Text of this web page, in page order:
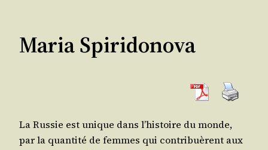
Maria Spiridonova
La Rus­sie est unique dans l’histoire du monde,
par la quan­ti­té de femmes qui contri­buèrent aux